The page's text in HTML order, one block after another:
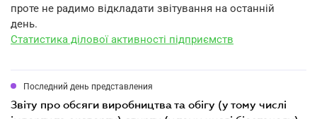
проте не радимо відкладати звітування на останній
день.
Статистика ділової активності підприємств
Последний день представления
звіту про обсяги виробництва та обігу (у тому числі